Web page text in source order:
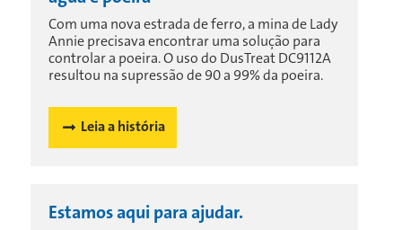
Com uma nova estrada de ferro, a mina de Lady
Annie precisava encontrar uma solução para
controlar a poeira. O uso do DusTreat DC9112A
resultou na supressão de 90 a 99% da poeira.
Leia a história
Estamos aqui para ajudar.